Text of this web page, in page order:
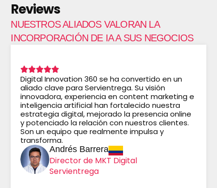
Reviews
NUESTROS ALIADOS VALORAN LA
INCORPORACIÓN DE IA A SUS NEGOCIOS
Digital Innovation 360 se ha convertido en un
aliado clave para Servientrega. Su visión
innovadora, experiencia en content marketing e
inteligencia artificial han fortalecido nuestra
estrategia digital, mejorado la presencia online
y potenciado la relación con nuestros clientes.
Son un equipo que realmente impulsa y
transforma.
Andrés Barrera
Director de MKT Digital
Servientrega